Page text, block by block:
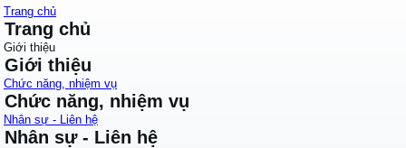
Trang chủ
Trang chủ
Giới thiệu
Giới thiệu
Chức năng, nhiệm vụ
Chức năng, nhiệm vụ
Nhân sự - Liên hệ
Nhân sự - Liên hệ